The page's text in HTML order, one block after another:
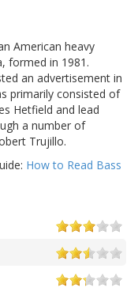
American heavy
formed in 1981.
an advertisement in
primarily consisted of
Hetfield and lead
a number of
Trujillo.
How to Read Bass